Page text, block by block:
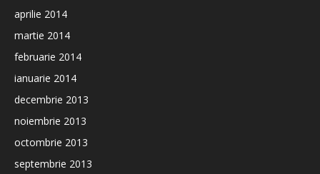
aprilie 2014
martie 2014
februarie 2014
ianuarie 2014
decembrie 2013
noiembrie 2013
octombrie 2013
septembrie 2013